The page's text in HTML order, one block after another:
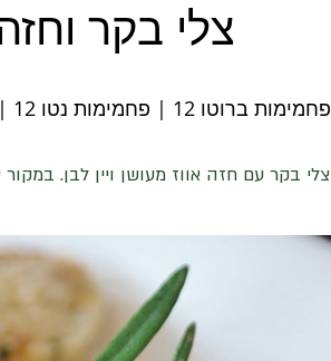
פחמימות ברוטו 12 | פחמימות נטו 12 | שומן 136 | חלבון 230 | יחס קיטו 0.6
צלי בקר
צלי בקר עם חזה אווז מעושן ויין לבן.